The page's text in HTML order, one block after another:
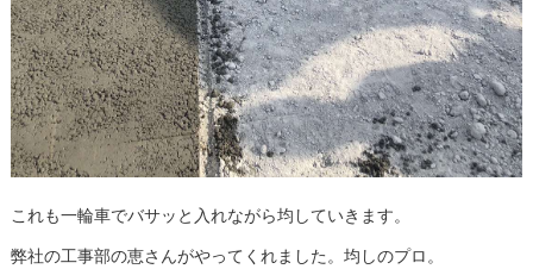
これも一輪車でバサッと入れながら均していきます。
弊社の工事部の恵さんがやってくれました。均しのプロ。